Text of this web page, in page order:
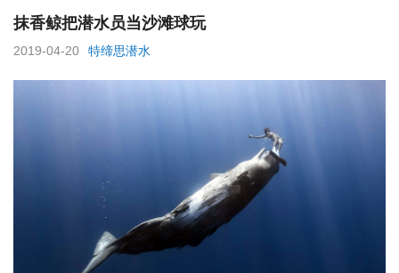
抹香鲸把潜水员当沙滩球玩
2019-04-20 特缔思潜水